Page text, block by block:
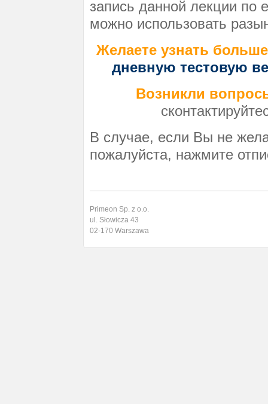
запись данной лекции по
можно использовать
Желаете узнать
дневную тестовую
Возникли
В случае, если Вы не
пожалуйста, нажмите
Primeon Sp. z o.o.
ul. Słowicza 43
02-170 Warszawa